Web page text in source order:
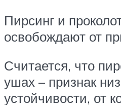
Пирсинг и
освобождают от
Считается, что
ушах – признак
устойчивости, от